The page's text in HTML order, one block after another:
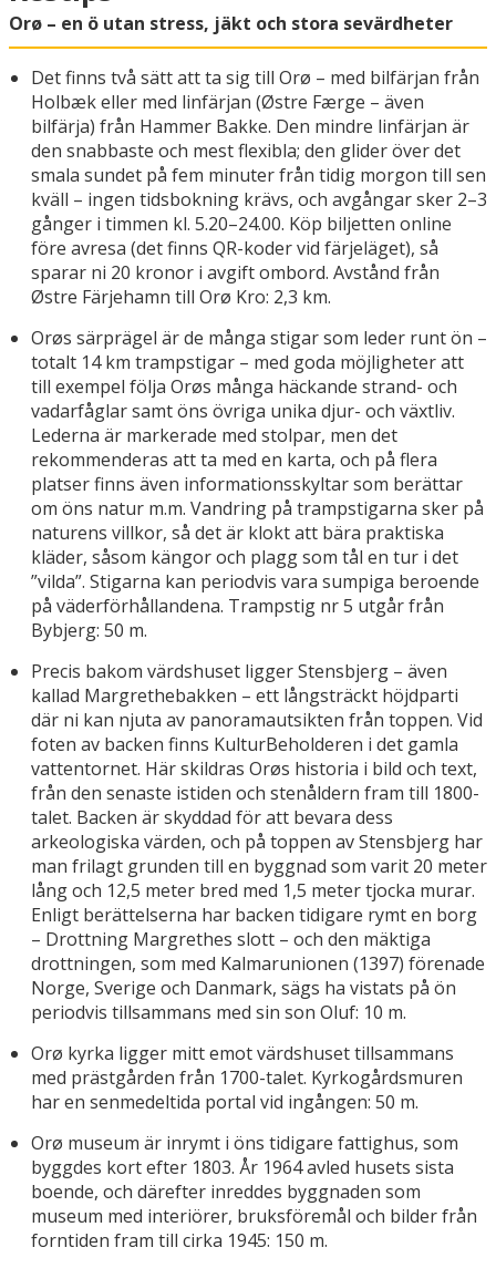
Orø – en ö utan stress, jäkt och stora sevärdheter
Det finns två sätt att ta sig till Orø – med bilfärjan från
Holbæk eller med linfärjan (Østre Færge – även
bilfärja) från Hammer Bakke. Den mindre linfärjan är
den snabbaste och mest flexibla; den glider över det
smala sundet på fem minuter från tidig morgon till sen
kväll – ingen tidsbokning krävs, och avgångar sker 2–3
gånger i timmen kl. 5.20–24.00. Köp biljetten online
före avresa (det finns QR-koder vid färjeläget), så
sparar ni 20 kronor i avgift ombord. Avstånd från
Østre Färjehamn till Orø Kro: 2,3 km.
Orøs särprägel är de många stigar som leder runt ön –
totalt 14 km trampstigar – med goda möjligheter att
till exempel följa Orøs många häckande strand- och
vadarfåglar samt öns övriga unika djur- och växtliv.
Lederna är markerade med stolpar, men det
rekommenderas att ta med en karta, och på flera
platser finns även informationsskyltar som berättar
om öns natur m.m. Vandring på trampstigarna sker på
naturens villkor, så det är klokt att bära praktiska
kläder, såsom kängor och plagg som tål en tur i det
”vilda”. Stigarna kan periodvis vara sumpiga beroende
på väderförhållandena. Trampstig nr 5 utgår från
Bybjerg: 50 m.
Precis bakom värdshuset ligger Stensbjerg – även
kallad Margrethebakken – ett långsträckt höjdparti
där ni kan njuta av panoramautsikten från toppen. Vid
foten av backen finns KulturBeholderen i det gamla
vattentornet. Här skildras Orøs historia i bild och text,
från den senaste istiden och stenåldern fram till 1800-
talet. Backen är skyddad för att bevara dess
arkeologiska värden, och på toppen av Stensbjerg har
man frilagt grunden till en byggnad som varit 20 meter
lång och 12,5 meter bred med 1,5 meter tjocka murar.
Enligt berättelserna har backen tidigare rymt en borg
– Drottning Margrethes slott – och den mäktiga
drottningen, som med Kalmarunionen (1397) förenade
Norge, Sverige och Danmark, sägs ha vistats på ön
periodvis tillsammans med sin son Oluf: 10 m.
Orø kyrka ligger mitt emot värdshuset tillsammans
med prästgården från 1700-talet. Kyrkogårdsmuren
har en senmedeltida portal vid ingången: 50 m.
Orø museum är inrymt i öns tidigare fattighus, som
byggdes kort efter 1803. År 1964 avled husets sista
boende, och därefter inreddes byggnaden som
museum med interiörer, bruksföremål och bilder från
forntiden fram till cirka 1945: 150 m.